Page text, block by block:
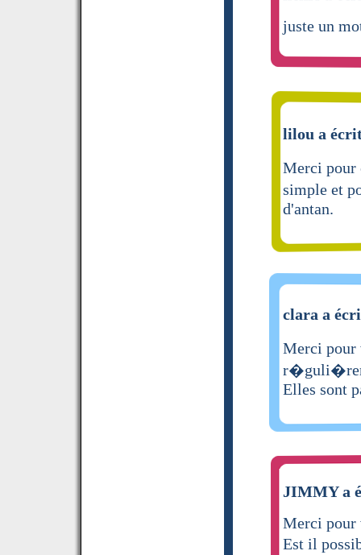
juste un
lilou a
Merci
simple et
d'antan.
clara a
Merci
Elles sont
JIMMY a
Merci pour
Est il